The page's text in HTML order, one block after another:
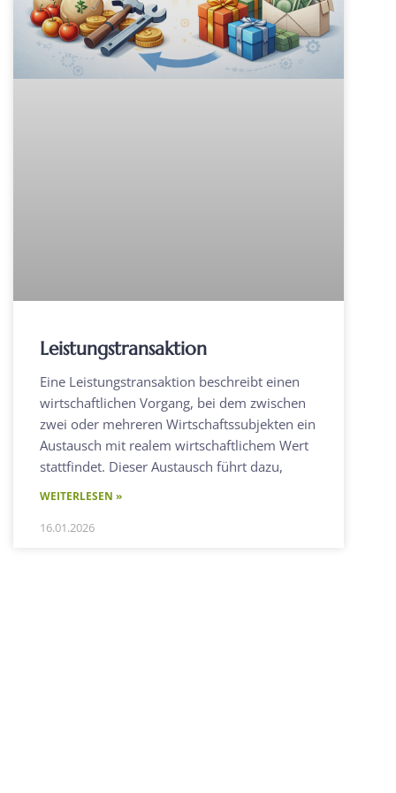
Leistungstransaktion
Eine Leistungstransaktion beschreibt einen
wirtschaftlichen Vorgang, bei dem zwischen
zwei oder mehreren Wirtschaftssubjekten ein
Austausch mit realem wirtschaftlichem Wert
stattfindet. Dieser Austausch führt dazu,
WEITERLESEN »
16.01.2026